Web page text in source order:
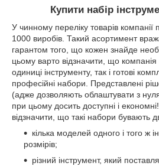
Купити набір
У чинному переліку товарів
1000 виробів. Такий асортимент
гарантом того, що кожен знайде
цьому варто відзначити, що компанія
одиниці інструменту, так і готові
професійні набори. Представлені
(адже дозволяють облаштувати з
при цьому досить доступні і
відзначити, що такі набори бувають
кілька моделей одного і того ж
розмірів;
різний інструмент, який